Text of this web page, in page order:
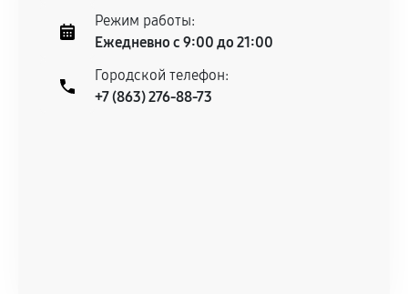
Режим работы:
Ежедневно с 9:00 до 21:00
Городской телефон:
+7 (863) 276-88-73